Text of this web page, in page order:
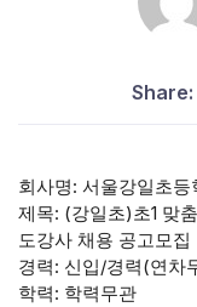
Share:
회사명: 서울강일초등
제목: (강일초)초1 맞
도강사 채용 공고모집
경력: 신입/경력(연차
학력: 학력무관